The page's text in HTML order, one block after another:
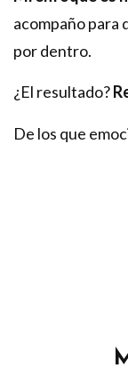
acompaño para
por dentro.
¿El resultado?
De los que